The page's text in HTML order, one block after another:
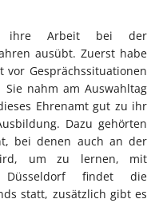
ihre Arbeit bei der
ausübt. Zuerst habe
vor Gesprächssituationen
nahm am Auswahltag
Ehrenamt gut zu ihr
Dazu gehörten
bei denen auch an der
um zu lernen, mit
Düsseldorf findet die
statt, zusätzlich gibt es